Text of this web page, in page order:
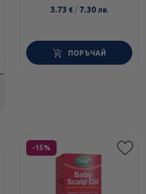
3.73 € / 7.30 лв.
ПОРЪЧАЙ
Етикети
-15%